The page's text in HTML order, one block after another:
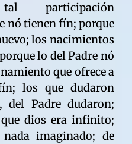
participación
nó tienen fín; porque
los nacimientos
lo del Padre nó
que ofrece a
los que dudaron
del Padre dudaron;
dios era infinito;
imaginado; de